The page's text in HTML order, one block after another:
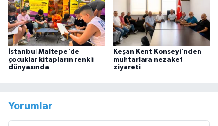
İstanbul Maltepe'de
çocuklar kitapların renkli
dünyasında
Keşan Kent Konseyi'nden
muhtarlara nezaket
ziyareti
Yorumlar